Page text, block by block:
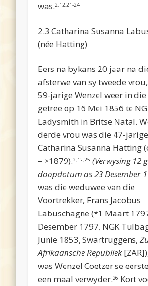
was.2,12,21-24
2.3 Catharina Susanna
(née Hatting)
Eers na bykans 20 jaar na
afsterwe van sy tweede
59-jarige Wenzel weer in
getree op 16 Mei 1856 te
Ladysmith in Britse Natal.
derde vrou was die 47-jarige
Catharina Susanna Hatting
– >1879).2,12,25 (Verwysing 12
doopdatum as 23 Desember
was die weduwee van die
Voortrekker, Frans Jacobus
Labuschagne (*1 Maart
Desember 1797, NGK
Junie 1853, Swartruggens,
Afrikaansche Republiek[ZAR]),
was Wenzel Coetzer se
een maal verwyder.26 Kort